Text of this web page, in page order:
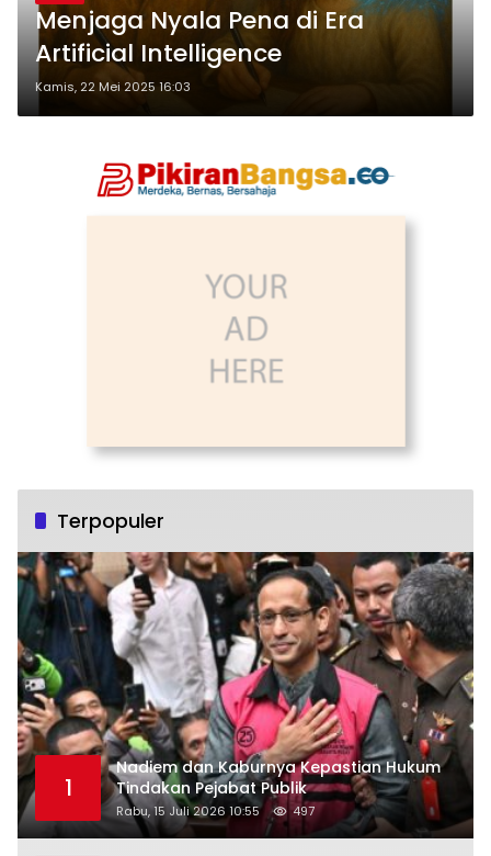
Menjaga Nyala Pena di Era
Artificial Intelligence
Kamis, 22 Mei 2025 16:03
Terpopuler
1
Nadiem dan Kaburnya Kepastian Hukum
Tindakan Pejabat Publik
Rabu, 15 Juli 2026 10:55 497